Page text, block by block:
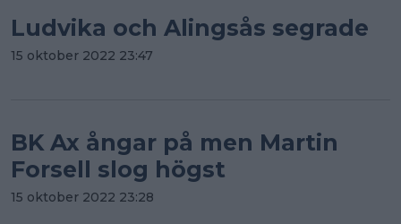
Ludvika och Alingsås segrade
15 oktober 2022 23:47
BK Ax ångar på men Martin
Forsell slog högst
15 oktober 2022 23:28